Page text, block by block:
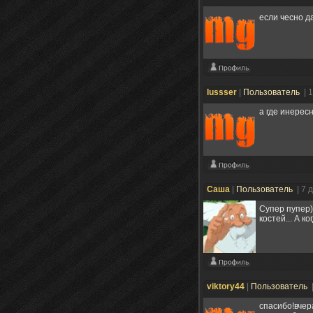
если чесно
lussser Пользователь
|
а где
Cаша Пользователь
| 7
Супер
костей... А
viktory44 Пользователь